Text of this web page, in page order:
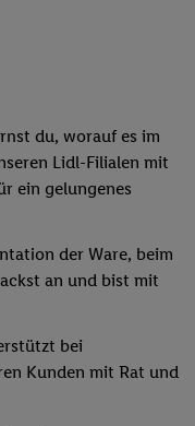
du, worauf es im
Lidl-Filialen mit
ein gelungenes
der Ware, beim
an und bist mit
bei
Kunden mit Rat und